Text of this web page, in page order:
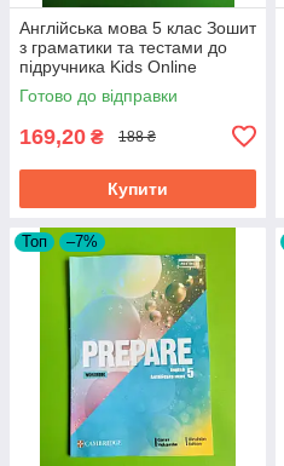
Англійська мова 5 клас Зошит
з граматики та тестами до
підручника Kids Online
Карпюк Лібра Терра
Готово до відправки
169,20 ₴ 188 ₴
Купити
Топ –7%